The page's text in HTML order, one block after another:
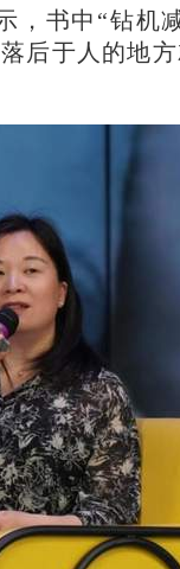
书中“钻
后于人的地